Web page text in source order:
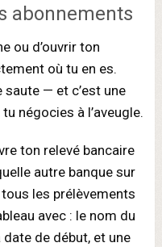
abonnements
ou d’ouvrir ton
où tu en es.
saute — et c’est une
négocies à l’aveugle.
ton relevé bancaire
autre banque sur
les prélèvements
avec : le nom du
de début, et une